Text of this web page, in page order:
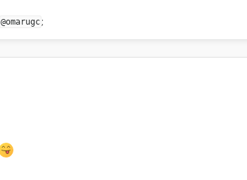
@omarugc ;